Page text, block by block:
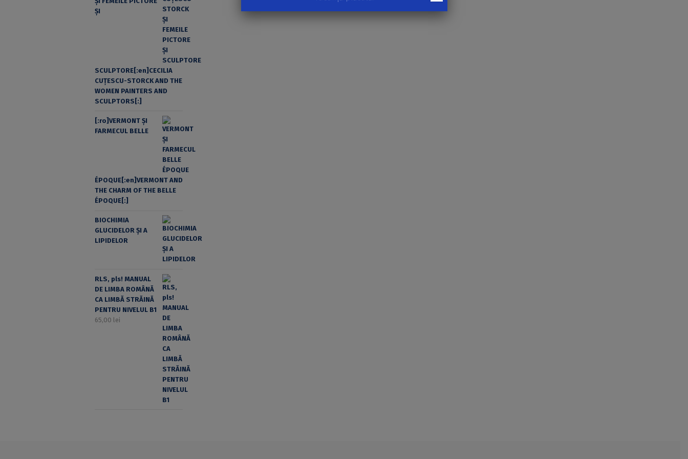
ŞI
SCULPTORE[:en]CECILIA
CUŢESCU-STORCK AND THE
WOMEN PAINTERS AND
SCULPTORS[:]
[:ro]VERMONT ȘI
FARMECUL BELLE
ÉPOQUE[:en]VERMONT AND
THE CHARM OF THE BELLE
ÉPOQUE[:]
BIOCHIMIA
GLUCIDELOR ȘI A
LIPIDELOR
RLS, pls! MANUAL
DE LIMBA ROMÂNĂ
CA LIMBĂ STRĂINĂ
PENTRU NIVELUL B1
65,00 lei